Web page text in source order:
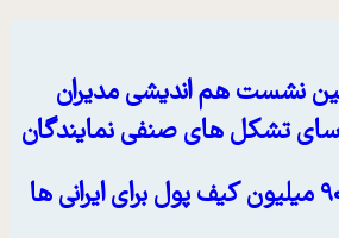
نشست هم اندیشی مدیران
تشکل های صنفی نمایندگان
بانک مرکزی: 90 میلیون کیف پول برای ایرانی ها